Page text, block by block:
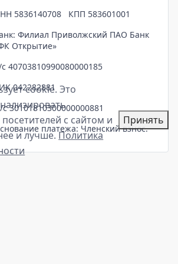
5836140708 КПП 583601001
Филиал Приволжский ПАО Банк
Открытие»
40703810990080000185
042282881
30101810300000000881
платежа: Членский взнос.
cookie. Это
с сайтом и
и лучше.Политика
Принять